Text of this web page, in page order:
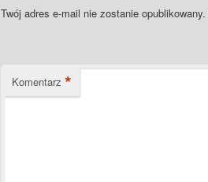
Twój adres e-mail nie zostanie opublikowany.
Komentarz *